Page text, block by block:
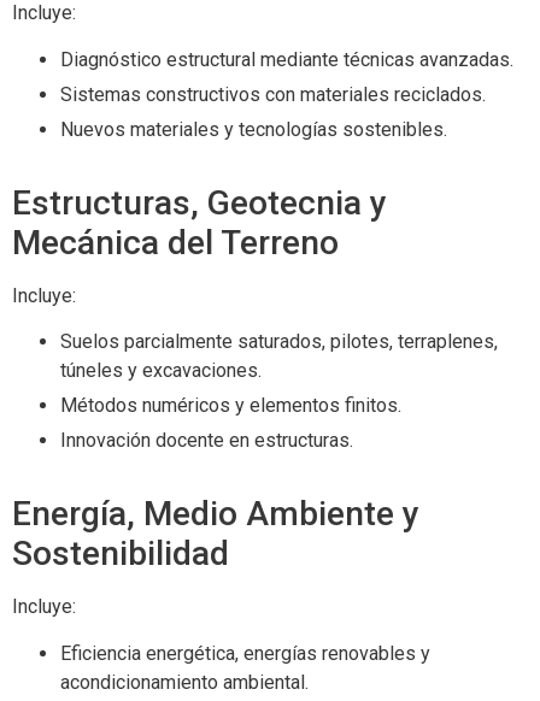
Incluye:
Diagnóstico estructural mediante técnicas avanzadas.
Sistemas constructivos con materiales reciclados.
Nuevos materiales y tecnologías sostenibles.
Estructuras, Geotecnia y
Mecánica del Terreno
Incluye:
Suelos parcialmente saturados, pilotes, terraplenes,
túneles y excavaciones.
Métodos numéricos y elementos finitos.
Innovación docente en estructuras.
Energía, Medio Ambiente y
Sostenibilidad
Incluye:
Eficiencia energética, energías renovables y
acondicionamiento ambiental.